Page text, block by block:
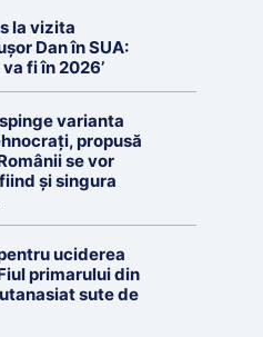
la vizita
Dan în SUA:
fi în 2026’
varianta
propusă
se vor
și singura
uciderea
primarului din
sute de